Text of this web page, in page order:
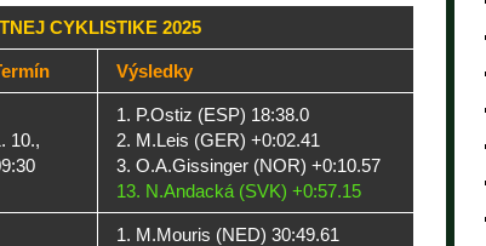
CYKLISTIKE 2025
Výsledky
10.,
1. P.Ostiz (ESP) 18:38.0
2. M.Leis (GER) +0:02.41
3. O.A.Gissinger (NOR) +0:10.57
13. N.Andacká (SVK) +0:57.15
1. M.Mouris (NED) 30:49.61